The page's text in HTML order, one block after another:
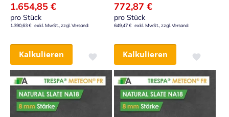
1.654,85 €
pro Stück
1.390,63 €
Kalkulieren
Zur Wunschliste hinzufügen
772,87 €
pro Stück
649,47 €
Kalkulieren
Zur